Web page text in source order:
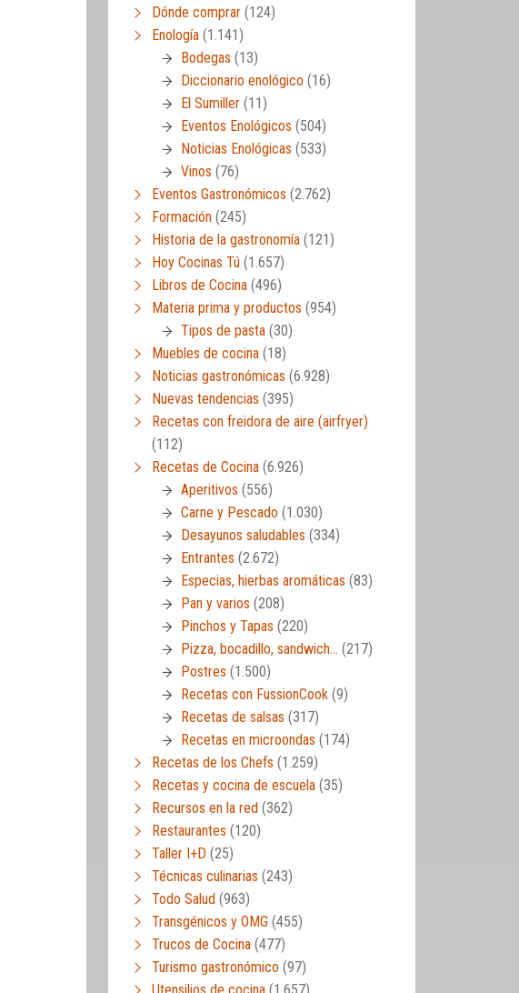
Dónde comprar (124)
Enología (1.141)
Bodegas (13)
Diccionario enológico (16)
El Sumiller (11)
Eventos Enológicos (504)
Noticias Enológicas (533)
Vinos (76)
Eventos Gastronómicos (2.762)
Formación (245)
Historia de la gastronomía (121)
Hoy Cocinas Tú (1.657)
Libros de Cocina (496)
Materia prima y productos (954)
Tipos de pasta (30)
Muebles de cocina (18)
Noticias gastronómicas (6.928)
Nuevas tendencias (395)
Recetas con freidora de aire (airfryer)
(112)
Recetas de Cocina (6.926)
Aperitivos (556)
Carne y Pescado (1.030)
Desayunos saludables (334)
Entrantes (2.672)
Especias, hierbas aromáticas (83)
Pan y varios (208)
Pinchos y Tapas (220)
Pizza, bocadillo, sandwich… (217)
Postres (1.500)
Recetas con FussionCook (9)
Recetas de salsas (317)
Recetas en microondas (174)
Recetas de los Chefs (1.259)
Recetas y cocina de escuela (35)
Recursos en la red (362)
Restaurantes (120)
Taller I+D (25)
Técnicas culinarias (243)
Todo Salud (963)
Transgénicos y OMG (455)
Trucos de Cocina (477)
Turismo gastronómico (97)